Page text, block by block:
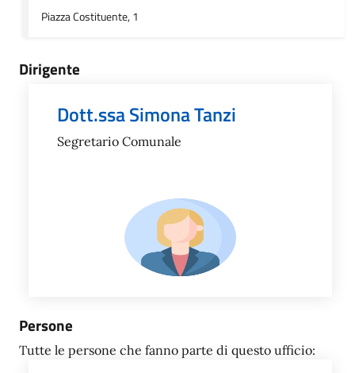
Piazza Costituente, 1
Dirigente
Dott.ssa Simona Tanzi
Segretario Comunale
Persone
Tutte le persone che fanno parte di questo ufficio: